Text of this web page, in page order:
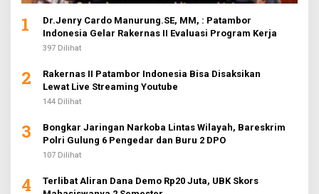
1
Dr.Jenry Cardo Manurung.SE, MM, : Patambor
Indonesia Gelar Rakernas II Evaluasi Program Kerja
397 Dilihat
2
Rakernas II Patambor Indonesia Bisa Disaksikan
Lewat Live Streaming Youtube
144 Dilihat
3
Bongkar Jaringan Narkoba Lintas Wilayah, Bareskrim
Polri Gulung 6 Pengedar dan Buru 2 DPO
107 Dilihat
4
Terlibat Aliran Dana Demo Rp20 Juta, UBK Skors